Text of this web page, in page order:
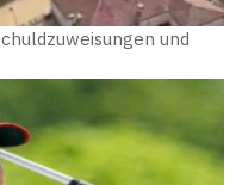
und